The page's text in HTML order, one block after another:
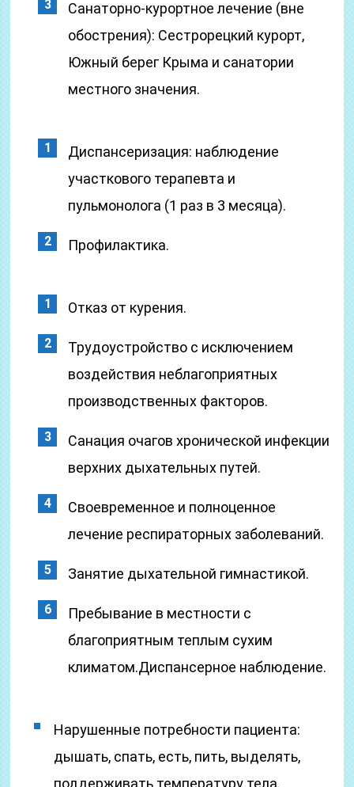
Санаторно-курортное лечение (вне
обострения): Сестрорецкий курорт,
Южный берег Крыма и санатории
местного значения.
Диспансеризация: наблюдение
участкового терапевта и
пульмонолога (1 раз в 3 месяца).
Профилактика.
Отказ от курения.
Трудоустройство с исключением
воздействия неблагоприятных
производственных факторов.
Санация очагов хронической инфекции
верхних дыхательных путей.
Своевременное и полноценное
лечение респираторных заболеваний.
Занятие дыхательной гимнастикой.
Пребывание в местности с
благоприятным теплым сухим
климатом.Диспансерное наблюдение.
Нарушенные потребности пациента:
дышать, спать, есть, пить, выделять,
поддерживать температуру тела.